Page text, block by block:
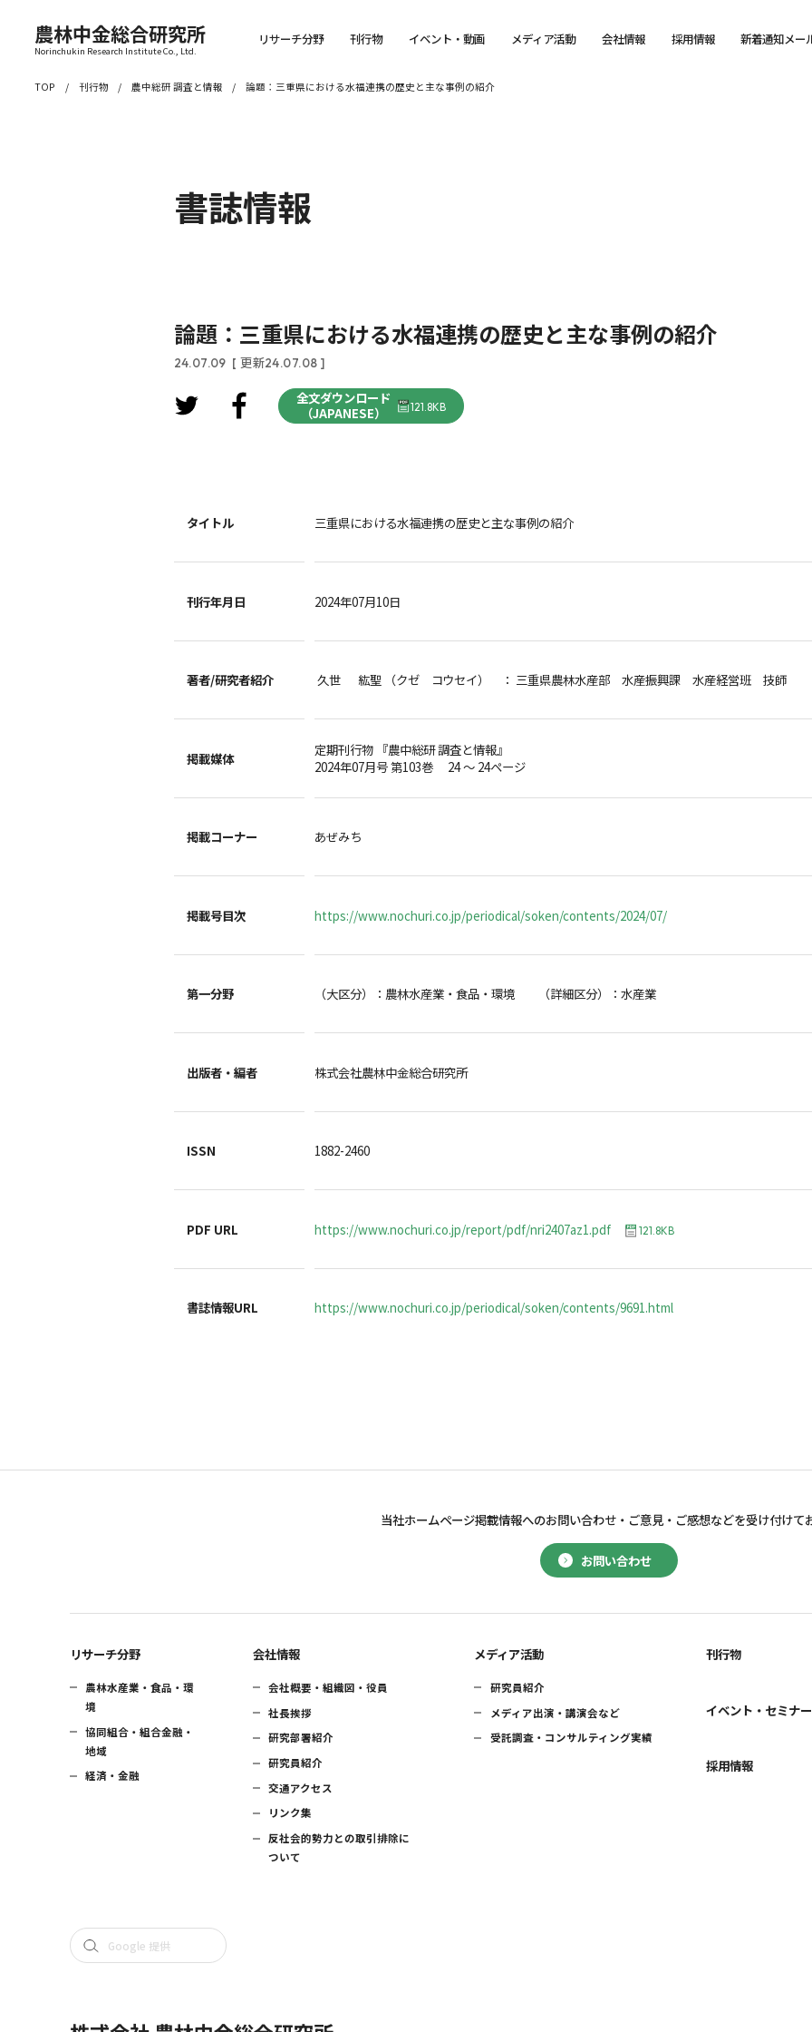
農林中金総合研究所
Norinchukin Research Institute Co., Ltd.
リサーチ分野 刊行物 イベント・動画 メディア活動 会社情報 採用情報 新着通知メー
TOP 刊行物 農中総研 調査と情報 論題：三重県における水福連携の歴史と主な事例の紹介
書誌情報
論題：三重県における水福連携の歴史と主な事例の紹介
24.07.09 [ 更新24.07.08 ]
全文ダウンロード
（JAPANESE）
121.8KB
タイトル 三重県における水福連携の歴史と主な事例の紹介
刊行年月日 2024年07月10日
著者/研究者紹介 久世 紘聖 （クゼ コウセイ） ： 三重県農林水産部 水産振興課 水産経営班 技師
掲載媒体
定期刊行物 『農中総研 調査と情報』
2024年07月号 第103巻 24 ～ 24ページ
掲載コーナー あぜみち
掲載号目次 https://www.nochuri.co.jp/periodical/soken/contents/2024/07/
第一分野 （大区分）：農林水産業・食品・環境 （詳細区分）：水産業
出版者・編者 株式会社農林中金総合研究所
ISSN 1882-2460
PDF URL https://www.nochuri.co.jp/report/pdf/nri2407az1.pdf 121.8KB
書誌情報URL https://www.nochuri.co.jp/periodical/soken/contents/9691.html
お問い合わせ
当社ホームページ掲載情報へのお問い合わせ・ ご意見・ご感想などを受け付けて
リサーチ分野
農林水産業・食品・環
境
協同組合・組合金融・
地域
経済・金融
会社情報
会社概要・組織図・役員
社長挨拶
研究部署紹介
研究員紹介
交通アクセス
リンク集
反社会的勢力との取引排除に
ついて
メディア活動
研究員紹介
メディア出演・講演会など
受託調査・コンサルティング実績
刊行物
イベント・セミナー
採用情報